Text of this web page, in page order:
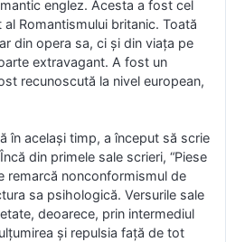
englez. Acesta a fost cel
Romantismului britanic. Toată
din opera sa, ci şi din viaţa pe
extravagant. A fost un
recunoscută la nivel european,
în acelaşi timp, a început să scrie
din primele sale scrieri, “Piese
remarcă nonconformismul de
sa psihologică. Versurile sale
deoarece, prin intermediul
şi repulsia faţă de tot